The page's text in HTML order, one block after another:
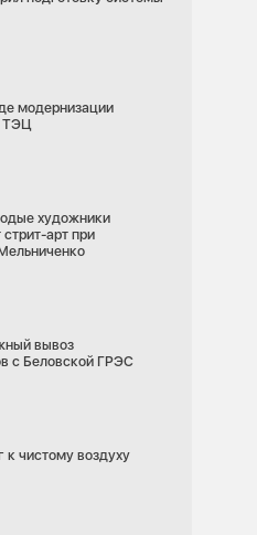
модернизации
ТЭЦ
художники
арт при
вывоз
с Беловской ГРЭС
чистому воздуху